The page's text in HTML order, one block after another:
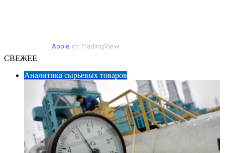
Apple от TradingView
СВЕЖЕЕ
Аналитика сырьевых товаров